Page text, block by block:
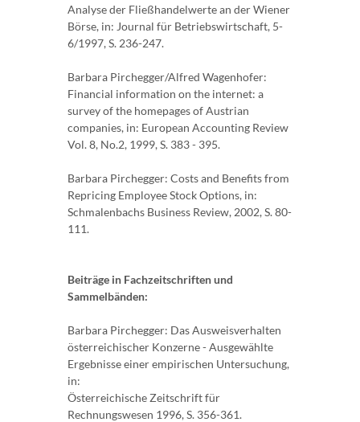
Analyse der Fließhandelwerte an der Wiener
Börse, in: Journal für Betriebswirtschaft, 5-
6/1997, S. 236-247.
Barbara Pirchegger/Alfred Wagenhofer:
Financial information on the internet: a
survey of the homepages of Austrian
companies, in: European Accounting Review
Vol. 8, No.2, 1999, S. 383 - 395.
Barbara Pirchegger: Costs and Benefits from
Repricing Employee Stock Options, in:
Schmalenbachs Business Review, 2002, S. 80-
111.
Beiträge in Fachzeitschriften und
Sammelbänden:
Barbara Pirchegger: Das Ausweisverhalten
österreichischer Konzerne - Ausgewählte
Ergebnisse einer empirischen Untersuchung,
in:
Österreichische Zeitschrift für
Rechnungswesen 1996, S. 356-361.